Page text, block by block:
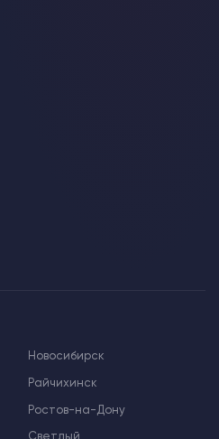
Новосибирск
Райчихинск
Ростов-на-Дону
Светлый